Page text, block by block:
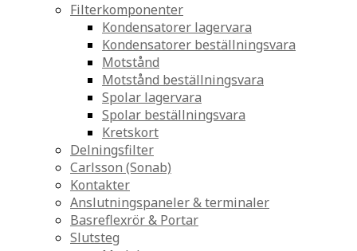
Filterkomponenter
Kondensatorer lagervara
Kondensatorer beställningsvara
Motstånd
Motstånd beställningsvara
Spolar lagervara
Spolar beställningsvara
Kretskort
Delningsfilter
Carlsson (Sonab)
Kontakter
Anslutningspaneler & terminaler
Basreflexrör & Portar
Slutsteg